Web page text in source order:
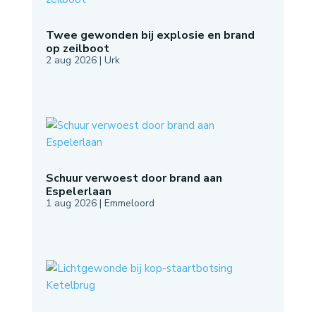
Twee gewonden bij explosie en brand
op zeilboot
2 aug 2026| Urk
Schuur verwoest door brand aan
Espelerlaan
1 aug 2026| Emmeloord